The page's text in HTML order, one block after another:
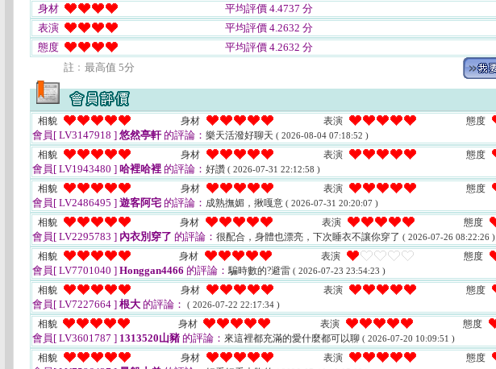
身材
平均評價 4.4737 分
表演
平均評價 4.2632 分
態度
平均評價 4.2632 分
註﹕最高值 5分
相貌 身材 表演 態度
會員[ LV3147918 ] 悠然亭軒的評論： 樂天活潑好聊天 ( 2026-08-04 07:18:52 )
相貌 身材 表演 態度
會員[ LV1943480 ] 哈裡哈裡 的評論： 好讚 ( 2026-07-31 22:12:58 )
相貌 身材 表演 態度
會員[ LV2486495 ] 遊客阿宅 的評論： 成熟撫媚，揪嘎意 ( 2026-07-31 20:20:07 )
相貌 身材 表演 態度
會員[ LV2295783 ] 內衣別穿了 的評論： 很配合，身體也漂亮，下次睡衣不讓你穿了 ( 2026-07-26 08:22:26 )
相貌 身材 表演 態度
會員[ LV7701040 ] Honggan4466 的評論：騙時數的?避雷 ( 2026-07-23 23:54:23 )
相貌 身材 表演 態度
會員[ LV7227664 ] 根大 的評論： ( 2026-07-22 22:17:34 )
相貌 身材 表演 態度
會員[ LV3601787 ] 1313520山豬 的評論： 來這裡都充滿的愛什麼都可以聊 ( 2026-07-20 10:09:51 )
相貌 身材 表演 態度